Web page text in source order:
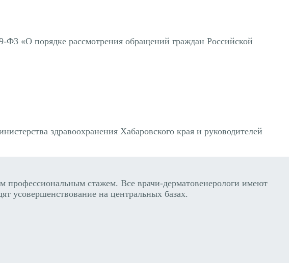
«О порядке рассмотрения обращений граждан Российской
здравоохранения Хабаровского края и руководителей
стажем. Все врачи-дерматовенерологи имеют
усовершенствование на центральных базах.